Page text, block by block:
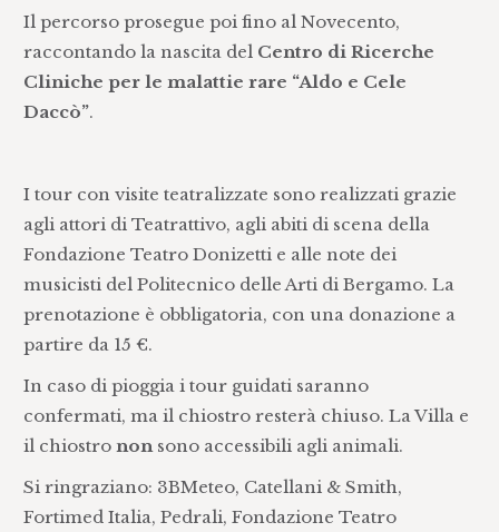
Il percorso prosegue poi fino al Novecento,
raccontando la nascita del Centro di Ricerche
Cliniche per le malattie rare “Aldo e Cele
Daccò”.
I tour con visite teatralizzate sono realizzati grazie
agli attori di Teatrattivo, agli abiti di scena della
Fondazione Teatro Donizetti e alle note dei
musicisti del Politecnico delle Arti di Bergamo. La
prenotazione è obbligatoria, con una donazione a
partire da 15 €.
In caso di pioggia i tour guidati saranno
confermati, ma il chiostro resterà chiuso. La Villa e
il chiostronon sono accessibili agli animali.
Si ringraziano: 3BMeteo, Catellani & Smith,
Fortimed Italia, Pedrali, Fondazione Teatro